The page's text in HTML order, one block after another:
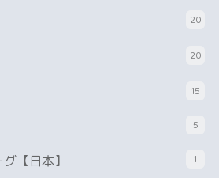
20
20
15
5
【日本】 1